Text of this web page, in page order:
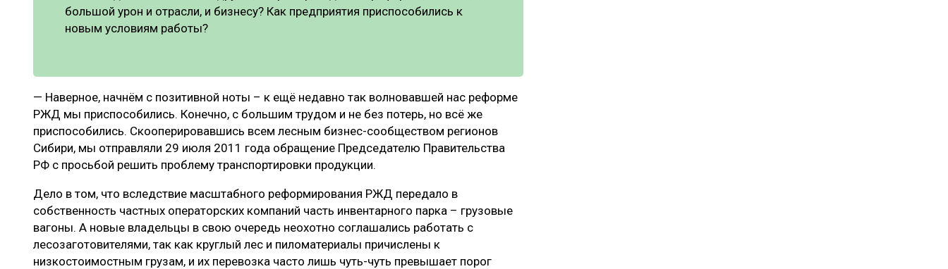
большой урон и отрасли, и бизнесу? Как предприятия приспособились к
новым условиям работы?
— Наверное, начнём с позитивной ноты – к ещё недавно так волновавшей нас реформе
РЖД мы приспособились. Конечно, с большим трудом и не без потерь, но всё же
приспособились. Скооперировавшись всем лесным бизнес-сообществом регионов
Сибири, мы отправляли 29 июля 2011 года обращение Председателю Правительства
РФ с просьбой решить проблему транспортировки продукции.
Дело в том, что вследствие масштабного реформирования РЖД передало в
собственность частных операторских компаний часть инвентарного парка – грузовые
вагоны. А новые владельцы в свою очередь неохотно соглашались работать с
лесозаготовителями, так как круглый лес и пиломатериалы причислены к
низкостоимостным грузам, и их перевозка часто лишь чуть-чуть превышает порог